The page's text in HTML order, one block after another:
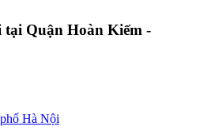
tại Quận Hoàn Kiếm -
Hà Nội